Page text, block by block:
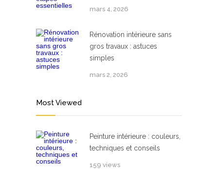
mars 4, 2026
Rénovation intérieure sans
gros travaux : astuces
simples
mars 2, 2026
Most Viewed
Peinture intérieure : couleurs,
techniques et conseils
159 views